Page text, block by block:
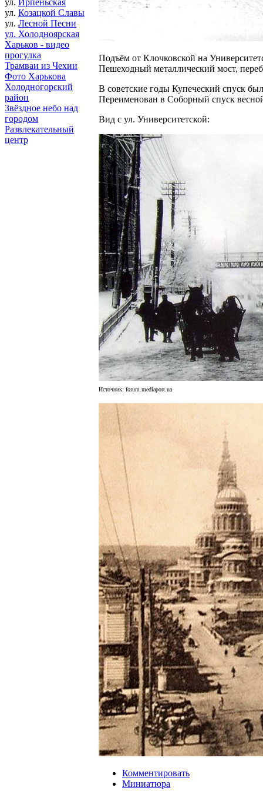
ул. Ирпеньская
ул. Козацкой Славы
ул. Лесной Песни
ул. Холодноярская
Харьков - видео
прогулка
Трамваи из Чехии
Фото Харькова
Холодногорский
район
Звёздное небо над
городом
Развлекательный
центр
Подъём от Клочковской на
Пешеходный металлический мост,
В советские годы Купеческий спуск
Переименован в Соборный спуск
Вид с ул. Университетской:
Источник: forum.mediaport.ua
Комментировать
Миниатюра